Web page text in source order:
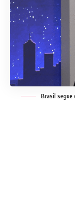
Brasil segue